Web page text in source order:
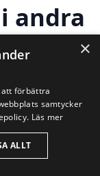
andra
som en
att hitta
×
att förbättra
samtycker
Läs mer
ALLT